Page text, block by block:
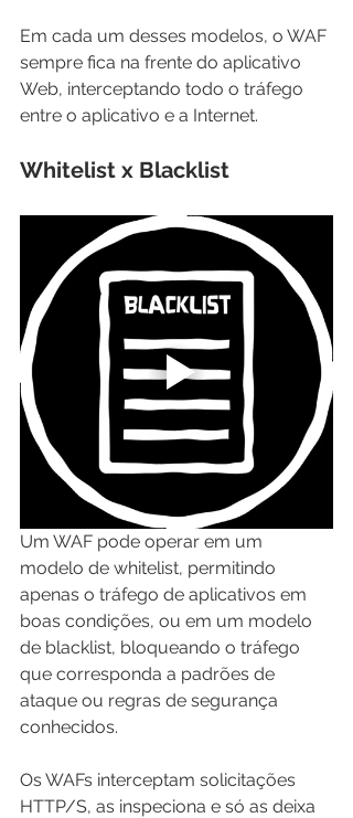
Em cada um desses modelos, o WAF
sempre fica na frente do aplicativo
Web, interceptando todo o tráfego
entre o aplicativo e a Internet.
Whitelist x Blacklist
Um WAF pode operar em um
modelo de whitelist, permitindo
apenas o tráfego de aplicativos em
boas condições, ou em um modelo
de blacklist, bloqueando o tráfego
que corresponda a padrões de
ataque ou regras de segurança
conhecidos.
Os WAFs interceptam solicitações
HTTP/S, as inspeciona e só as deixa